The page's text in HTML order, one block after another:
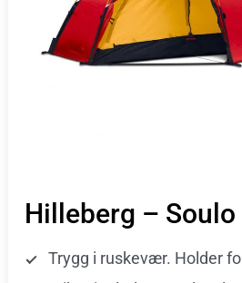
Hilleberg – Soulo
Trygg i ruskevær. Holder